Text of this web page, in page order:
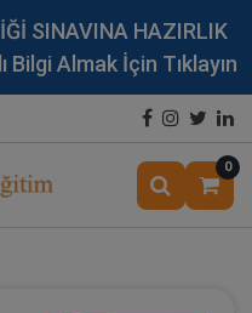
SINAVINA HAZIRLIK
Bilgi Almak İçin Tıklayın
0